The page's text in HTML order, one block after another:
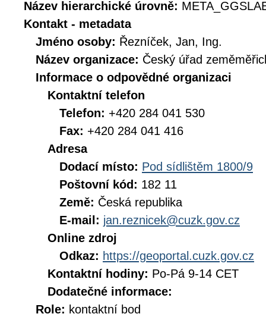
Název hierarchické úrovně:
Kontakt - metadata
Jméno osoby: Řezníček, Jan, Ing.
Název organizace: Český úřad
Informace o odpovědné organizaci
Kontaktní telefon
Telefon: +420 284 041 530
Fax: +420 284 041 416
Adresa
Dodací místo: Pod sídlištěm 1800/9
Poštovní kód: 182 11
Země: Česká republika
E-mail: jan.reznicek@cuzk.gov.cz
Online zdroj
Odkaz: https://geoportal.cuzk.gov.cz
Kontaktní hodiny: Po-Pá 9-14 CET
Dodatečné informace:
Role: kontaktní bod